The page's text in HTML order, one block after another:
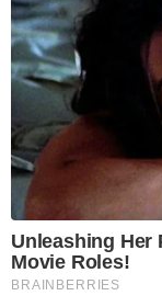
Unleashing Her
Movie Roles!
BRAINBERRIES